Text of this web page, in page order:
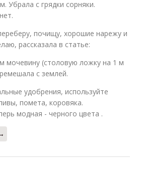
Убрала с грядки сорняки.
почищу, хорошие нарежу и
рассказала в статье:
мочевину (столовую ложку на 1 м
с землей.
удобрения, используйте
помета, коровяка.
модная - черного цвета .